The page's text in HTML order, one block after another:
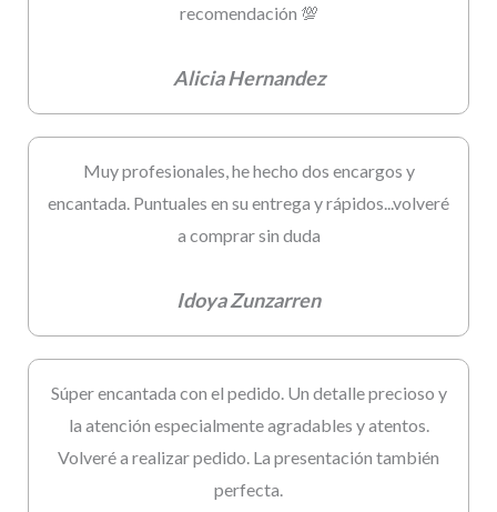
recomendación 💯
Alicia Hernandez
Muy profesionales, he hecho dos encargos y
encantada. Puntuales en su entrega y rápidos...volveré
a comprar sin duda
Idoya Zunzarren
Súper encantada con el pedido. Un detalle precioso y
la atención especialmente agradables y atentos.
Volveré a realizar pedido. La presentación también
perfecta.